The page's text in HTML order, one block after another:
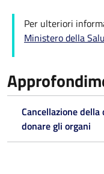
Per ulteriori
Ministero della
Cancellazione
donare gli organi